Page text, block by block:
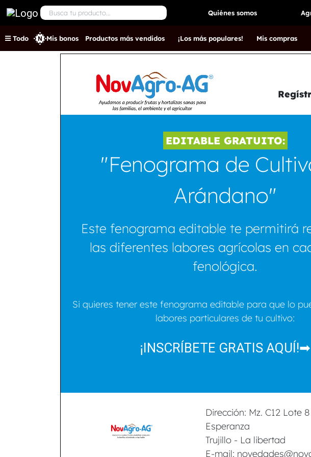
Quiénes somos
Todo Mis bonos Productos más vendidos ¡Los más populares! Mis compras
EDITABLE GRATUITO:
"Fenograma de
Arándano"
Este fenograma editable te permitirá
las diferentes labores agrícolas en
fenológica.
Si quieres tener este fenograma editable para que lo
labores particulares de tu cultivo:
¡INSCRÍBETE GRATIS AQUÍ!➡
Dirección: Mz. C12 Lote
Esperanza
Trujillo - La libertad
E-mail: